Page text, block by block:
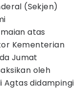
(Sekjen)
atas
Kementerian
Jumat
oleh
Agtas didampingi